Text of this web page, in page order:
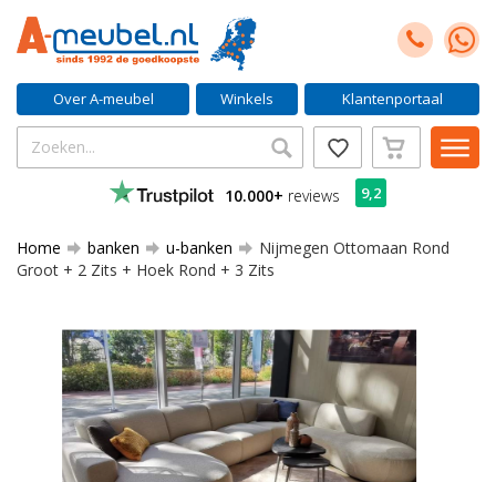
Over A-meubel Winkels Klantenportaal
10.000+ reviews 9,2
Home banken u-banken
Nijmegen Ottomaan Rond
Groot + 2 Zits + Hoek Rond + 3 Zits